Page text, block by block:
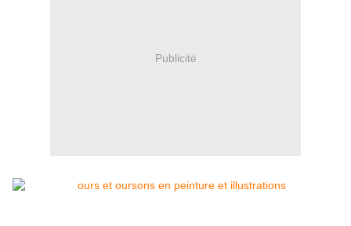
Publicité